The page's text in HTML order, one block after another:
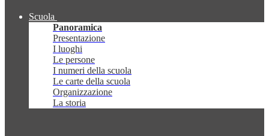
Scuola
Panoramica
Presentazione
I luoghi
Le persone
I numeri della scuola
Le carte della scuola
Organizzazione
La storia